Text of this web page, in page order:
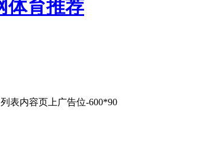
列表内容页上广告位-600*90